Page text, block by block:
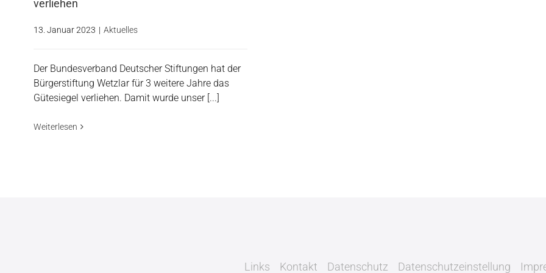
verliehen
13. Januar 2023 | Aktuelles
Der Bundesverband Deutscher Stiftungen hat der
Bürgerstiftung Wetzlar für 3 weitere Jahre das
Gütesiegel verliehen. Damit wurde unser [...]
Weiterlesen
Links Kontakt Datenschutz Datenschutzeinstellung